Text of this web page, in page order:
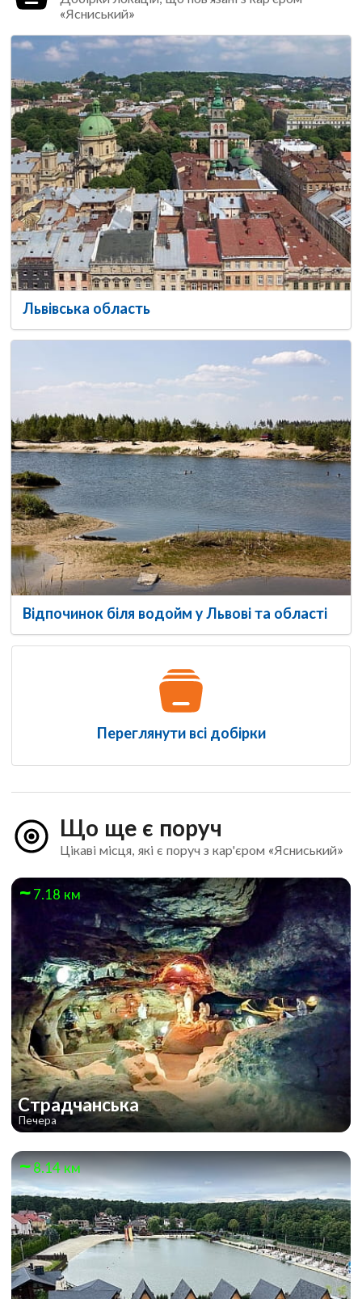
«Ясниський»
Львівська область
Відпочинок біля водойм у Львові та області
Переглянути всі добірки
Що ще є поруч
Цікаві місця, які є поруч з кар'єром «Ясниський»
7.18 км
Страдчанська
Печера
8.14 км